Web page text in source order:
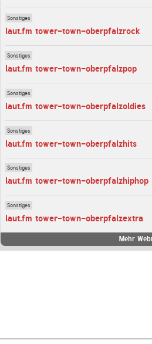
Sonstiges
laut.fm tower-town-oberpfalzrock
Sonstiges
laut.fm tower-town-oberpfalzpop
Sonstiges
laut.fm tower-town-oberpfalzoldies
Sonstiges
laut.fm tower-town-oberpfalzhits
Sonstiges
laut.fm tower-town-oberpfalzhiphop
Sonstiges
laut.fm tower-town-oberpfalzextra
Mehr